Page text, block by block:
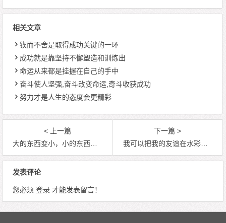
相关文章
锲而不舍是取得成功关键的一环
成功就是靠坚持不懈塑造和训炼出
命运从来都是挂握在自己的手中
奋斗使人坚强,奋斗改变命运,奇斗收获成功
努力才是人生的态度会更精彩
< 上一篇
大的东西变小，小的东西也会变大
下一篇 >
我可以把我的友谊在水彩画幅创作的光彩熠熠,衷情中义
发表评论
您必须 登录才能发表留言！